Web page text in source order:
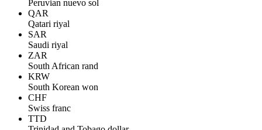
Peruvian nuevo sol
QAR
Qatari riyal
SAR
Saudi riyal
ZAR
South African rand
KRW
South Korean won
CHF
Swiss franc
TTD